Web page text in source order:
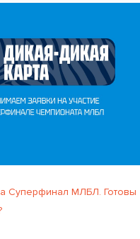
Суперфинал МЛБЛ. Готовы